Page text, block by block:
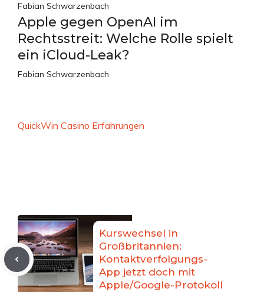
Fabian Schwarzenbach
Apple gegen OpenAI im
Rechtsstreit: Welche Rolle spielt
ein iCloud-Leak?
Fabian Schwarzenbach
QuickWin Casino Erfahrungen
Kurswechsel in
Großbritannien:
Kontaktverfolgungs-
App jetzt doch mit
Apple/Google-Protokoll